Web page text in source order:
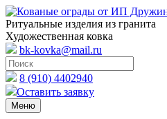
Ритуальные изделия из гранита
Художественная ковка
bk-kovka@mail.ru
8 (910) 4402940
Оставить заявку
Меню